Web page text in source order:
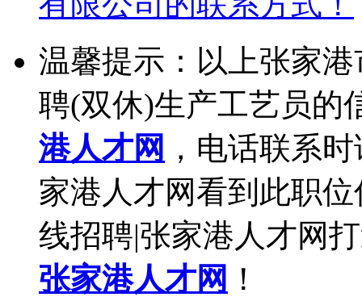
温馨提示：以上张家
聘(双休)生产工艺员的
港人才网 ，电话联系
家港人才网看到此职
线招聘|张家港人才网
张家港人才网 ！